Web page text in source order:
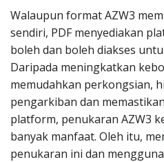
Walaupun format AZW3
sendiri, PDF menyediakan
boleh dan boleh diakses
Daripada meningkatkan
memudahkan perkongsian,
pengarkiban dan
platform, penukaran AZW3
banyak manfaat. Oleh itu,
penukaran ini dan